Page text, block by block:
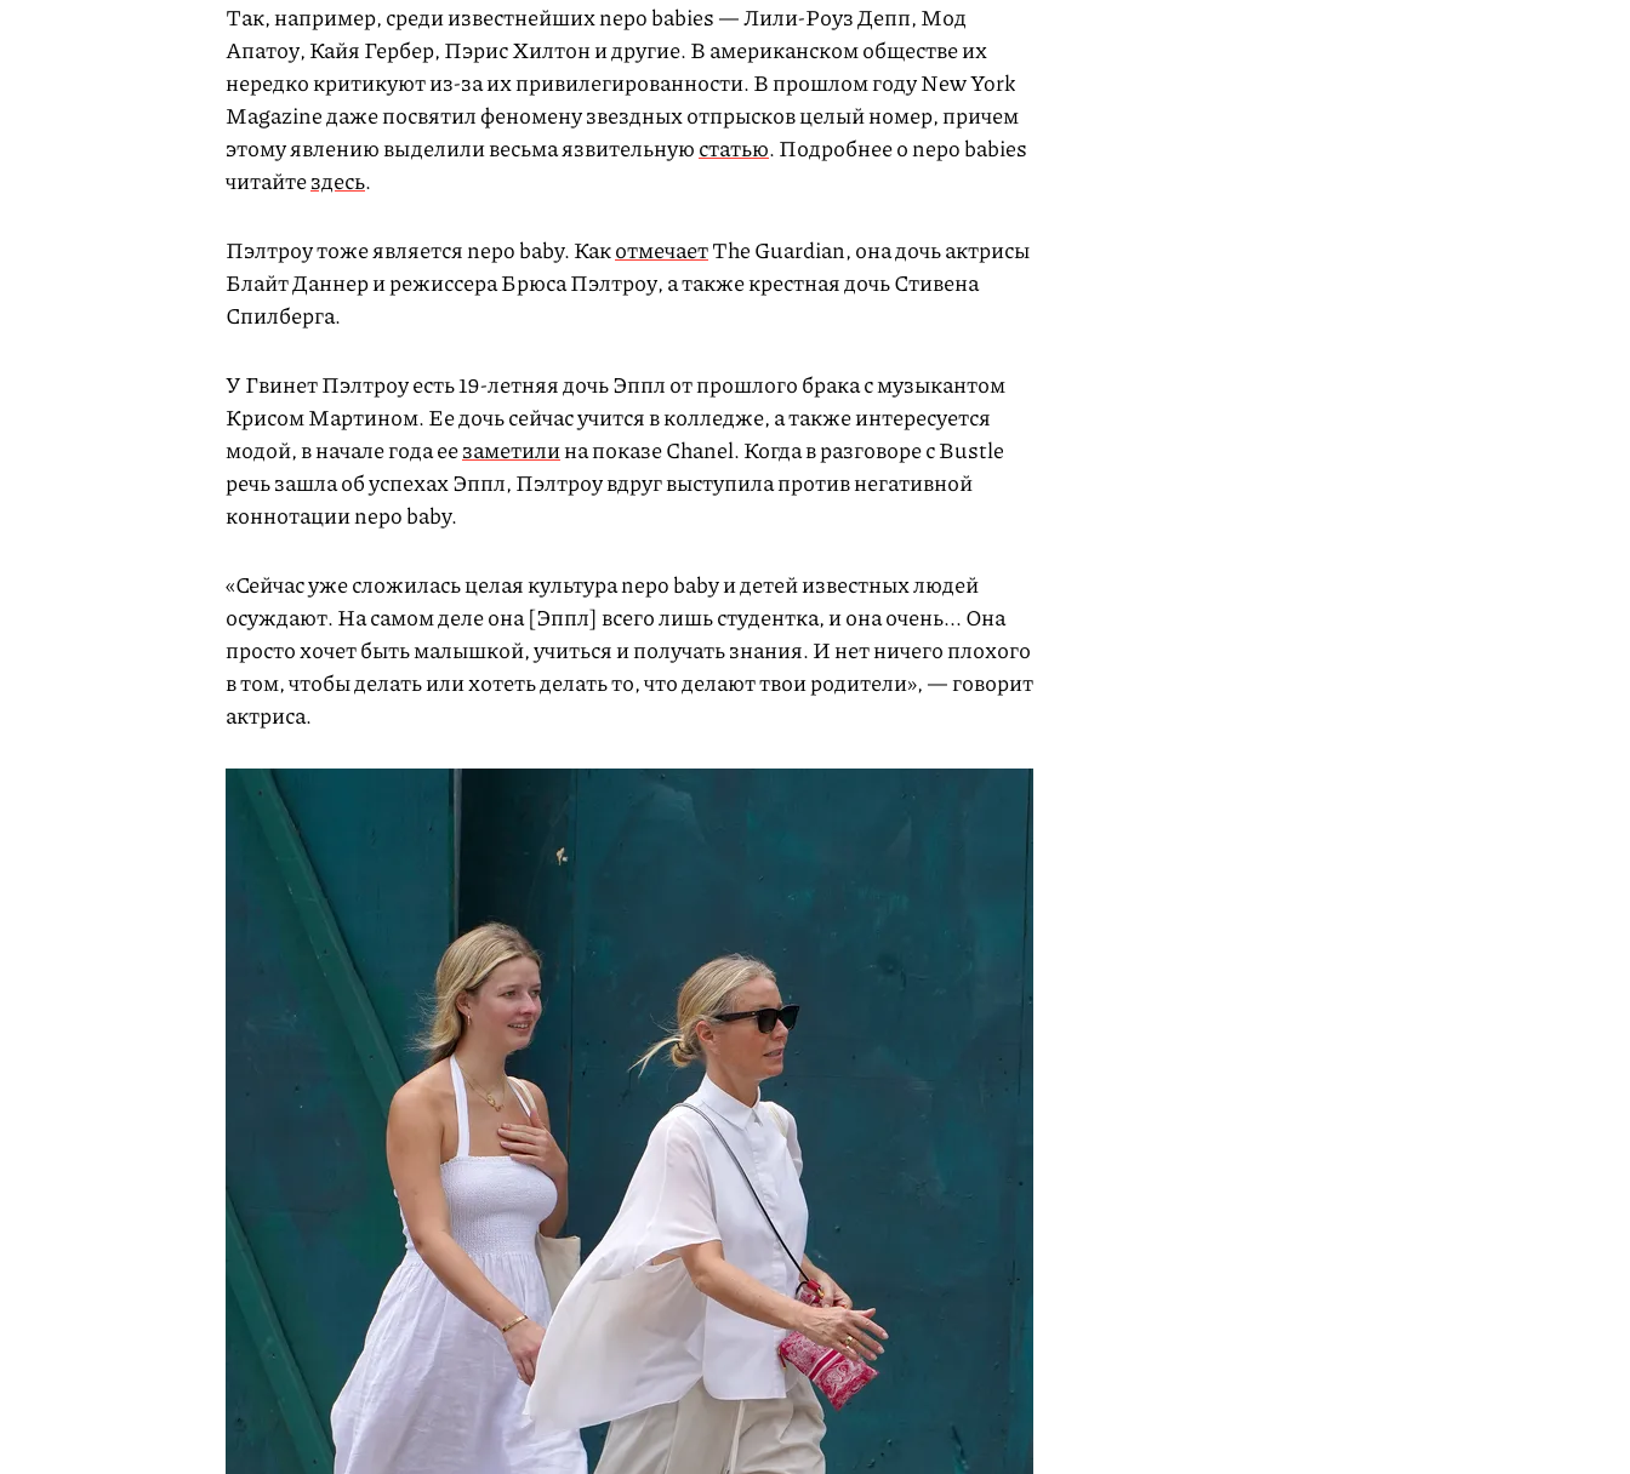
Так, например, среди известнейших nepo babies — Лили-Роуз Депп, Мод
Апатоу, Кайя Гербер, Пэрис Хилтон и другие. В американском обществе их
нередко критикуют из-за их привилегированности. В прошлом году New York
Magazine даже посвятил феномену звездных отпрысков целый номер, причем
этому явлению выделили весьма язвительнуюстатью. Подробнее о nepo babies
читайтездесь.
Пэлтроу тоже является nepo baby. КакотмечаетThe Guardian, она дочь актрисы
Блайт Даннер и режиссера Брюса Пэлтроу, а также крестная дочь Стивена
Спилберга.
У Гвинет Пэлтроу есть 19-летняя дочь Эппл от прошлого брака с музыкантом
Крисом Мартином. Ее дочь сейчас учится в колледже, а также интересуется
модой, в начале года еезаметилина показе Chanel. Когда в разговоре с Bustle
речь зашла об успехах Эппл, Пэлтроу вдруг выступила против негативной
коннотации nepo baby.
«Сейчас уже сложилась целая культура nepo baby и детей известных людей
осуждают. На самом деле она [Эппл] всего лишь студентка, и она очень... Она
просто хочет быть малышкой, учиться и получать знания. И нет ничего плохого
в том, чтобы делать или хотеть делать то, что делают твои родители», — говорит
актриса.